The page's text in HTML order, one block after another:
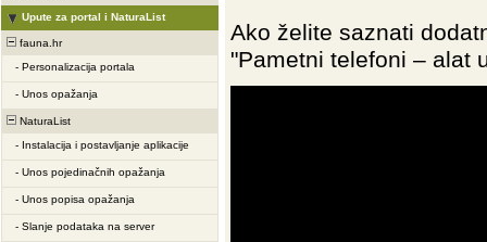
Upute za portal i NaturaList
fauna.hr
- Personalizacija portala
- Unos opažanja
NaturaList
- Instalacija i postavljanje aplikacije
- Unos pojedinačnih opažanja
- Unos popisa opažanja
- Slanje podataka na server
Ako želite saznati
"Pametni telefoni – alat